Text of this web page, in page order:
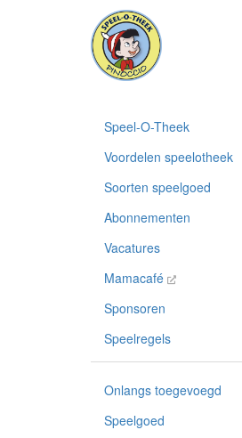
Speel-O-Theek
Voordelen speelotheek
Soorten speelgoed
Abonnementen
Vacatures
Mamacafé
Sponsoren
Speelregels
Onlangs toegevoegd
Speelgoed